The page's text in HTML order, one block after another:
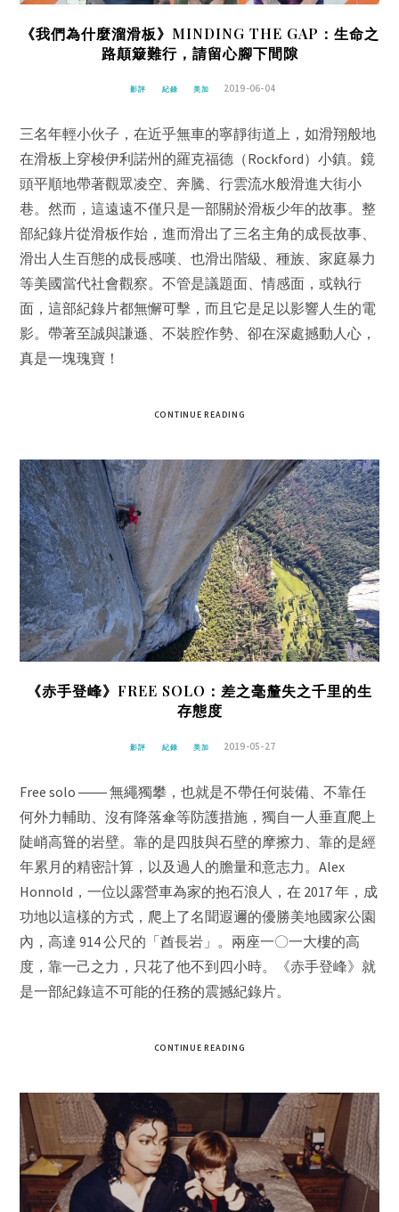
《我們為什麼溜滑板》MINDING THE GAP：生命之
路顛簸難行，請留心腳下間隙
影評 紀錄 美加 2019-06-04
三名年輕小伙子，在近乎無車的寧靜街道上，如滑翔般地
在滑板上穿梭伊利諾州的羅克福德（Rockford）小鎮。鏡
頭平順地帶著觀眾凌空、奔騰、行雲流水般滑進大街小
巷。然而，這遠遠不僅只是一部關於滑板少年的故事。整
部紀錄片從滑板作始，進而滑出了三名主角的成長故事、
滑出人生百態的成長感嘆、也滑出階級、種族、家庭暴力
等美國當代社會觀察。不管是議題面、情感面，或執行
面，這部紀錄片都無懈可擊，而且它是足以影響人生的電
影。帶著至誠與謙遜、不裝腔作勢、卻在深處撼動人心，
真是一塊瑰寶！
CONTINUE READING
《赤手登峰》FREE SOLO：差之毫釐失之千里的生
存態度
影評 紀錄 美加 2019-05-27
Free solo ―― 無繩獨攀，也就是不帶任何裝備、不靠任
何外力輔助、沒有降落傘等防護措施，獨自一人垂直爬上
陡峭高聳的岩壁。靠的是四肢與石壁的摩擦力、靠的是經
年累月的精密計算，以及過人的膽量和意志力。Alex
Honnold，一位以露營車為家的抱石浪人，在 2017 年，成
功地以這樣的方式，爬上了名聞遐邇的優勝美地國家公園
內，高達 914 公尺的「酋長岩」。兩座一〇一大樓的高
度，靠一己之力，只花了他不到四小時。《赤手登峰》就
是一部紀錄這不可能的任務的震撼紀錄片。
CONTINUE READING